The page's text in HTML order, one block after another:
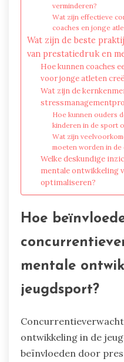
verminderen?
Wat zijn effectieve
coaches en jonge
Wat zijn de beste
van prestatiedruk en
Hoe kunnen coaches
voor jonge atleten
Wat zijn de
Hoe kunnen ouders
kinderen in de sport
Wat zijn
moeten worden in
Welke deskundige
mentale ontwikkeling
optimaliseren?
Hoe
mentale
jeugdsport?
ontwikkeling in de
beïnvloeden door